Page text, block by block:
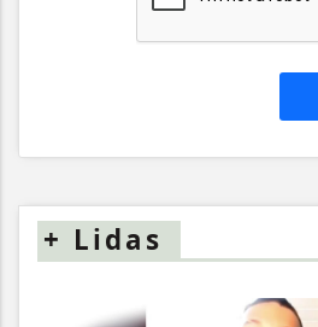
+ Lidas